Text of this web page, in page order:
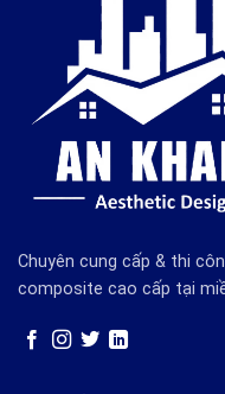
Chuyên cung cấp & thi
composite cao cấp tại